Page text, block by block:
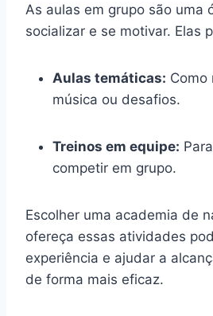
As aulas em grupo são uma
socializar e se motivar. Elas
Aulas temáticas: Como
música ou desafios.
Treinos em equipe:
competir em grupo.
Escolher uma academia de
ofereça essas atividades
experiência e ajudar a
de forma mais eficaz.